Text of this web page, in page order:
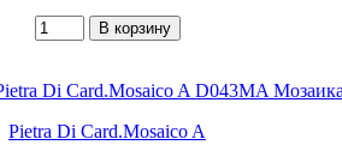
Pietra Di Card.Mosaico A